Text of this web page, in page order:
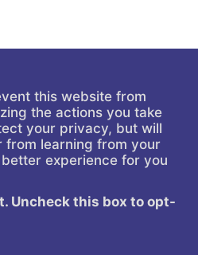
this website from
the actions you take
your privacy, but will
from learning from your
experience for you
Uncheck this box to opt-